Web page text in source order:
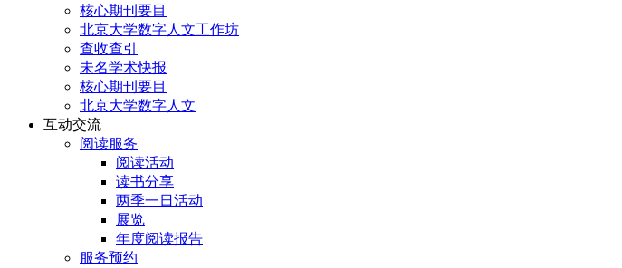
核心期刊要目
北京大学数字人文工作坊
查收查引
未名学术快报
核心期刊要目
北京大学数字人文
互动交流
阅读服务
阅读活动
读书分享
两季一日活动
展览
年度阅读报告
服务预约